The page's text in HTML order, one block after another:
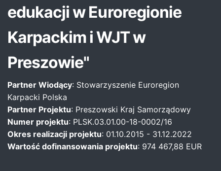
edukacji w Euroregionie
Karpackim i WJT w
Preszowie"
Partner Wiodący: Stowarzyszenie Euroregion
Karpacki Polska
Partner Projektu: Preszowski Kraj Samorządowy
Numer projektu: PLSK.03.01.00-18-0002/16
Okres realizacji projektu: 01.10.2015 - 31.12.2022
Wartość dofinansowania projektu: 974 467,88 EUR